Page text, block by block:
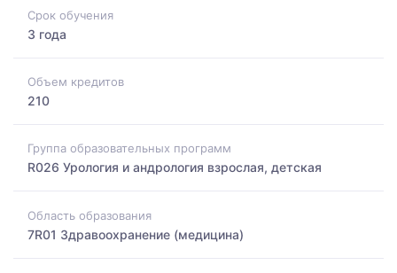
Срок обучения
3 года
Объем кредитов
210
Группа образовательных программ
R026 Урология и андрология взрослая, детская
Область образования
7R01 Здравоохранение (медицина)